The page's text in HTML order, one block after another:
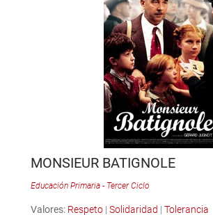
MONSIEUR BATIGNOLE
Educación Primaria - Tercer Ciclo
Valores: Respeto| Solidaridad | Tolerancia